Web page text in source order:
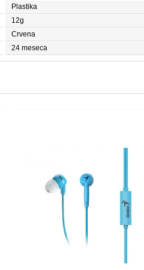
Plastika
12g
Crvena
24 meseca